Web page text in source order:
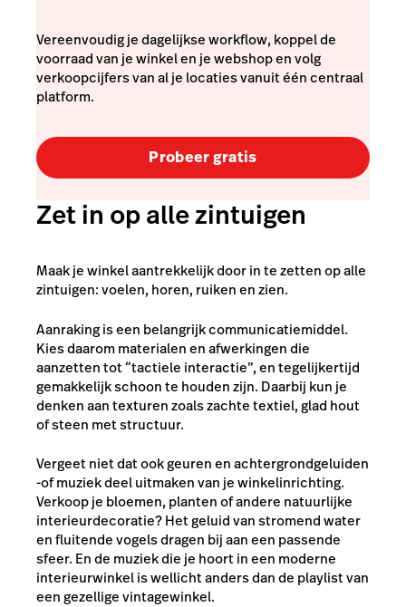
Vereenvoudig je dagelijkse workflow, koppel de
voorraad van je winkel en je webshop en volg
verkoopcijfers van al je locaties vanuit één centraal
platform.
Probeer gratis
Zet in op alle zintuigen
Maak je winkel aantrekkelijk door in te zetten op alle
zintuigen: voelen, horen, ruiken en zien.
Aanraking is een belangrijk communicatiemiddel.
Kies daarom materialen en afwerkingen die
aanzetten tot “tactiele interactie”, en tegelijkertijd
gemakkelijk schoon te houden zijn. Daarbij kun je
denken aan texturen zoals zachte textiel, glad hout
of steen met structuur.
Vergeet niet dat ookgeurenen achtergrondgeluiden
-of muziek deel uitmaken van je winkelinrichting.
Verkoop je bloemen, planten of andere natuurlijke
interieurdecoratie? Het geluid van stromend water
en fluitende vogels dragen bij aan een passende
sfeer. En de muziek die je hoort in een moderne
interieurwinkel is wellicht anders dan de playlist van
een gezellige vintagewinkel.